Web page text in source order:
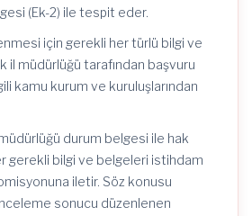
(Ek-2) ile tespit eder.
için gerekli her türlü bilgi ve
il müdürlüğü tarafından başvuru
kamu kurum ve kuruluşlarından
durum belgesi ile hak
gerekli bilgi ve belgeleri istihdam
iletir. Söz konusu
sonucu düzenlenen